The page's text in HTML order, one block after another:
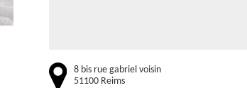
8 bis rue gabriel voisin
51100 Reims